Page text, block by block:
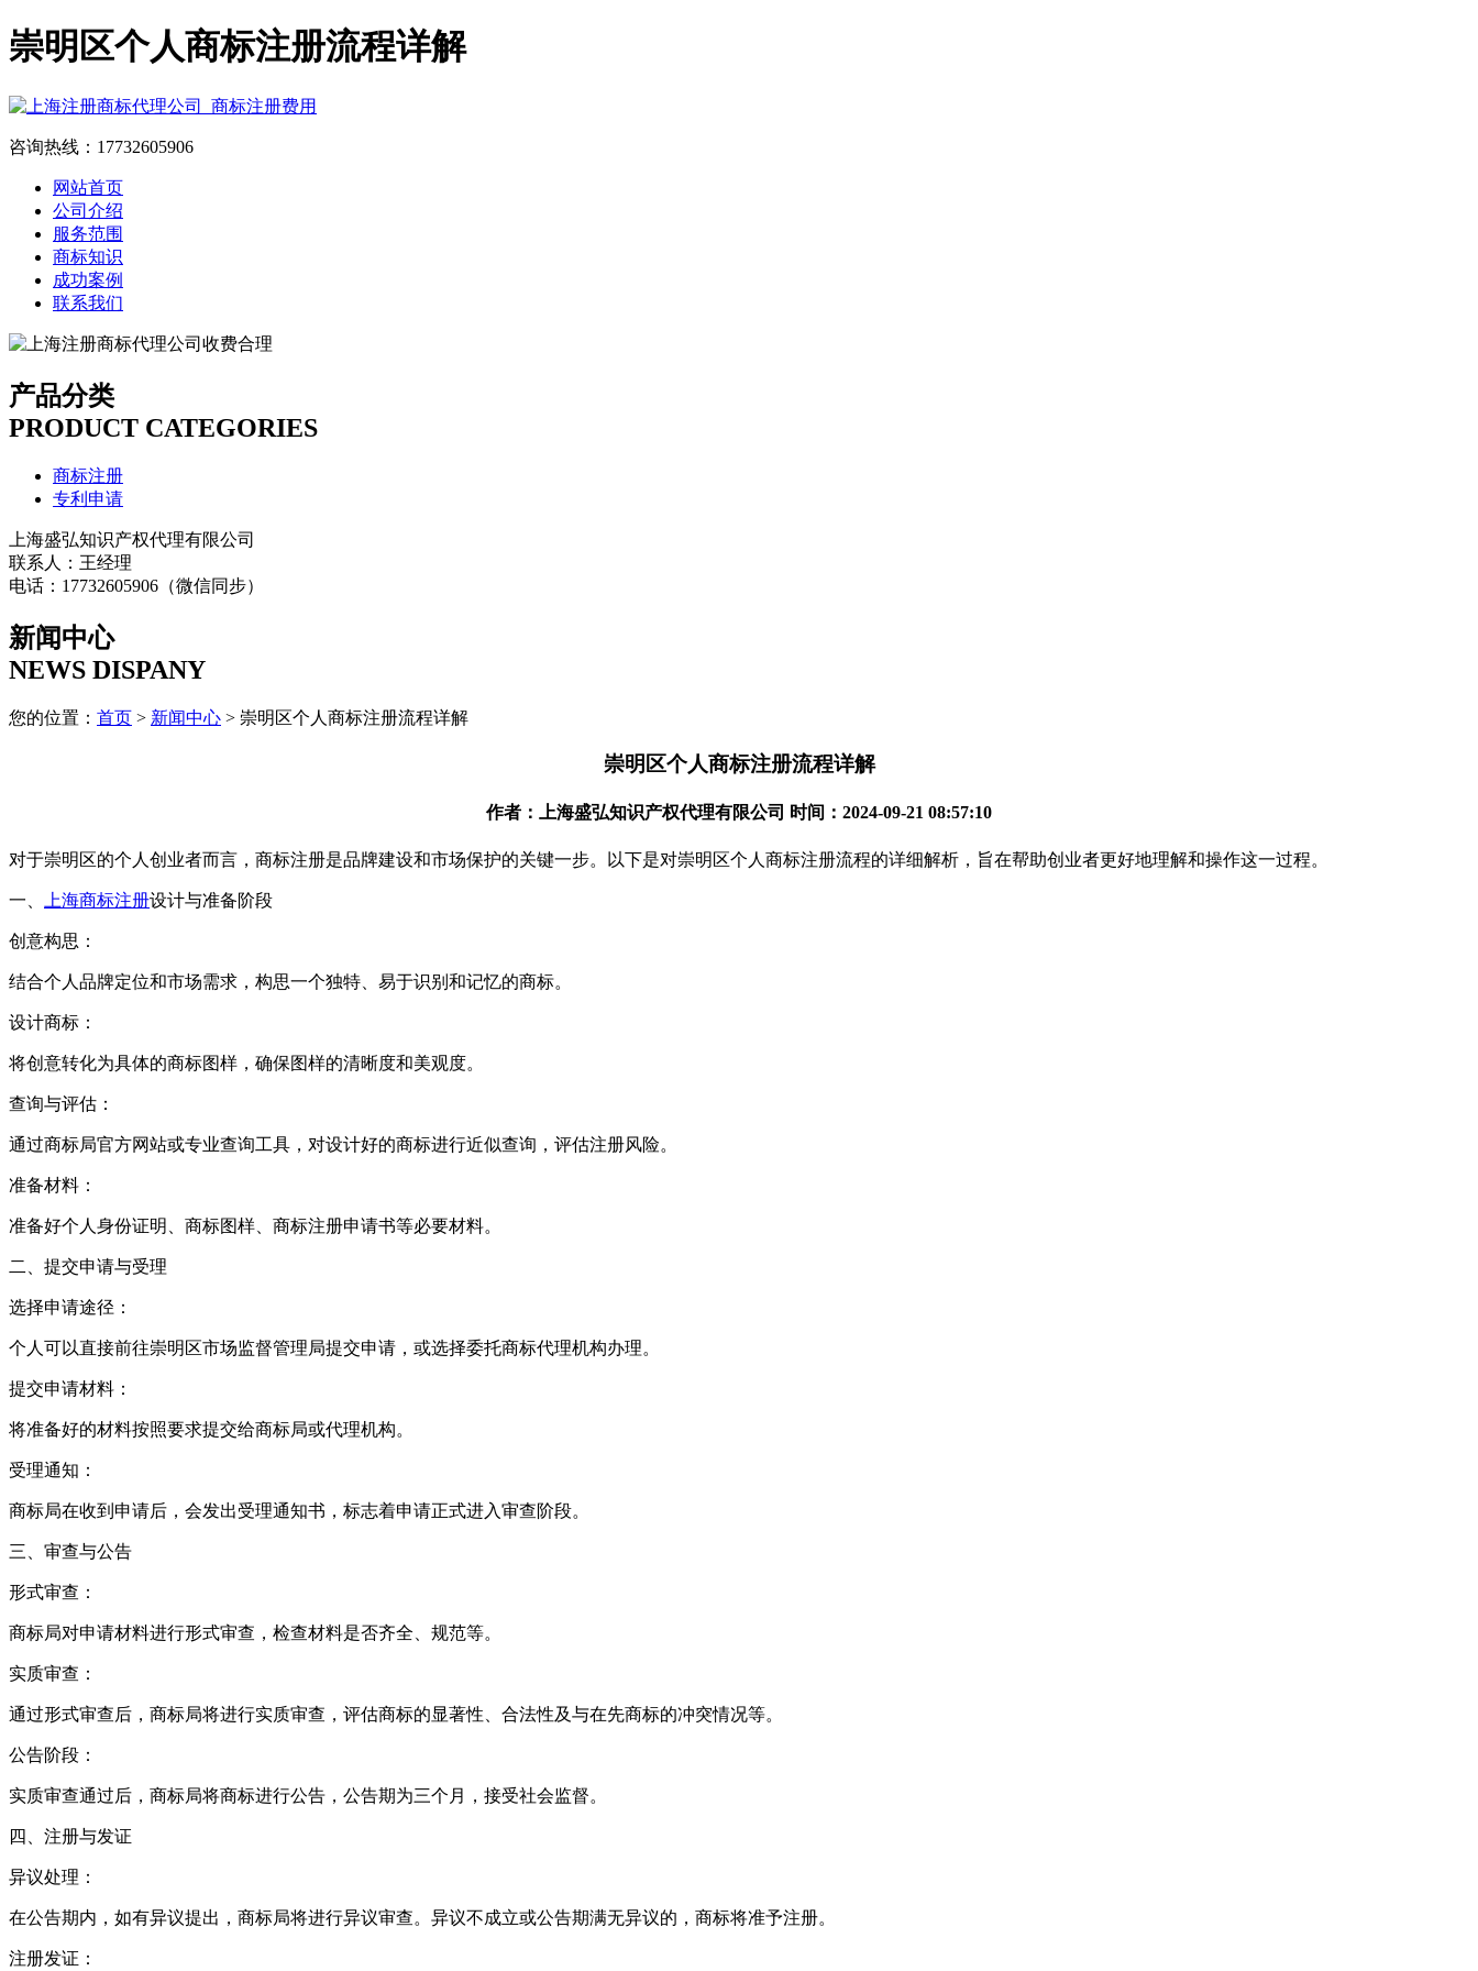
崇明区个人商标注册流程详解
咨询热线：17732605906
网站首页
公司介绍
服务范围
商标知识
成功案例
联系我们
产品分类
PRODUCT CATEGORIES
商标注册
专利申请
上海盛弘知识产权代理有限公司
联系人：王经理
电话：17732605906（微信同步）
新闻中心
NEWS DISPANY
您的位置： 首页 > 新闻中心 > 崇明区个人商标注册流程详解
崇明区个人商标注册流程详解
作者：上海盛弘知识产权代理有限公司 时间：2024-09-21 08:57:10
对于崇明区的个人创业者而言，商标注册是品牌建设和市场保护的关键一步。以下是对崇明区个人商标注册流程的详细解析，旨在帮助创业者更好地理解和操作这一过程。
一、 上海商标注册设计与准备阶段
创意构思：
结合个人品牌定位和市场需求，构思一个独特、易于识别和记忆的商标。
设计商标：
将创意转化为具体的商标图样，确保图样的清晰度和美观度。
查询与评估：
通过商标局官方网站或专业查询工具，对设计好的商标进行近似查询，评估注册风险。
准备材料：
准备好个人身份证明、商标图样、商标注册申请书等必要材料。
二、提交申请与受理
选择申请途径：
个人可以直接前往崇明区市场监督管理局提交申请，或选择委托商标代理机构办理。
提交申请材料：
将准备好的材料按照要求提交给商标局或代理机构。
受理通知：
商标局在收到申请后，会发出受理通知书，标志着申请正式进入审查阶段。
三、审查与公告
形式审查：
商标局对申请材料进行形式审查，检查材料是否齐全、规范等。
实质审查：
通过形式审查后，商标局将进行实质审查，评估商标的显著性、合法性及与在先商标的冲突情况等。
公告阶段：
实质审查通过后，商标局将商标进行公告，公告期为三个月，接受社会监督。
四、注册与发证
异议处理：
在公告期内，如有异议提出，商标局将进行异议审查。异议不成立或公告期满无异议的，商标将准予注册。
注册发证：